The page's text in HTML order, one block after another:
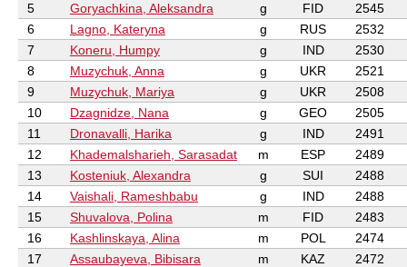
5
Goryachkina, Aleksandra g FID
2545
6
Lagno, Kateryna g RUS
2532
7
Koneru, Humpy g IND
2530
8
Muzychuk, Anna g UKR
2521
9
Muzychuk, Mariya g UKR
2508
10
Dzagnidze, Nana g GEO
2505
11
Dronavalli, Harika g IND
2491
12
Khademalsharieh, Sarasadat m ESP
2489
13
Kosteniuk, Alexandra g SUI
2488
14
Vaishali, Rameshbabu g IND
2488
15
Shuvalova, Polina m FID
2483
16
Kashlinskaya, Alina m POL
2474
17
Assaubayeva, Bibisara m KAZ
2472